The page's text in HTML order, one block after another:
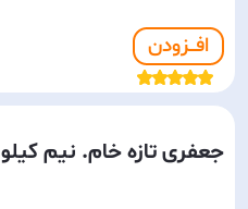
افـــزودن
جعفری تازه خام. نیم کیلو